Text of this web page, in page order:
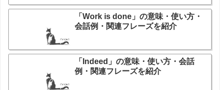
「Work is done」の意味・使い方・
会話例・関連フレーズを紹介
「Indeed」の意味・使い方・会話
例・関連フレーズを紹介